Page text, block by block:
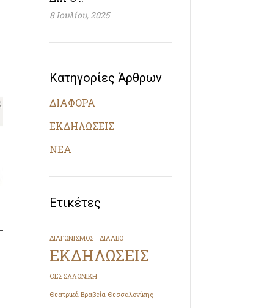
8 Ιουλίου, 2025
Κατηγορίες Άρθρων
ΔΙΑΦΟΡΑ
ΕΚΔΗΛΩΣΕΙΣ
ΝΕΑ
Ετικέτες
ΔΙΑΓΩΝΙΣΜΟΣ ΔΙΛΑΒΟ
ΕΚΔΗΛΩΣΕΙΣ
ΘΕΣΣΑΛΟΝΙΚΗ
Θεατρικά Βραβεία Θεσσαλονίκης